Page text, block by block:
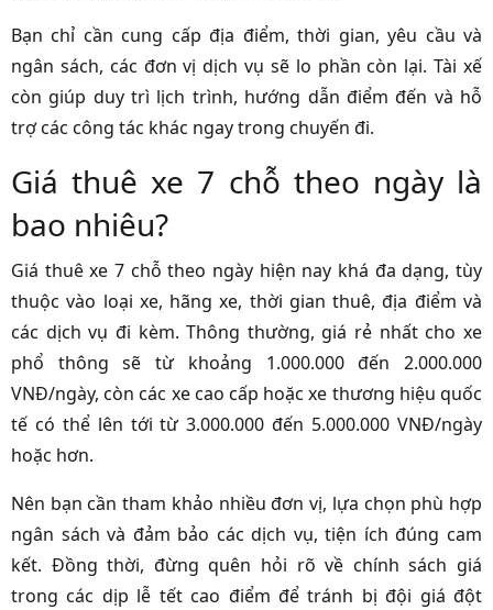
Bạn chỉ cần cung cấp địa điểm, thời gian, yêu cầu và
ngân sách, các đơn vị dịch vụ sẽ lo phần còn lại. Tài xế
còn giúp duy trì lịch trình, hướng dẫn điểm đến và hỗ
trợ các công tác khác ngay trong chuyến đi.
Giá thuê xe 7 chỗ theo ngày là
bao nhiêu?
Giá thuê xe 7 chỗ theo ngày hiện nay khá đa dạng, tùy
thuộc vào loại xe, hãng xe, thời gian thuê, địa điểm và
các dịch vụ đi kèm. Thông thường, giá rẻ nhất cho xe
phổ thông sẽ từ khoảng 1.000.000 đến 2.000.000
VNĐ/ngày, còn các xe cao cấp hoặc xe thương hiệu quốc
tế có thể lên tới từ 3.000.000 đến 5.000.000 VNĐ/ngày
hoặc hơn.
Nên bạn cần tham khảo nhiều đơn vị, lựa chọn phù hợp
ngân sách và đảm bảo các dịch vụ, tiện ích đúng cam
kết. Đồng thời, đừng quên hỏi rõ về chính sách giá
trong các dịp lễ tết cao điểm để tránh bị đội giá đột